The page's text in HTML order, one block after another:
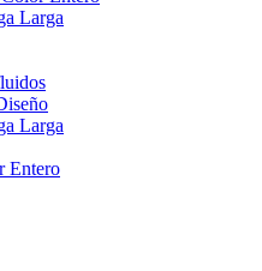
Larga
Larga
Entero